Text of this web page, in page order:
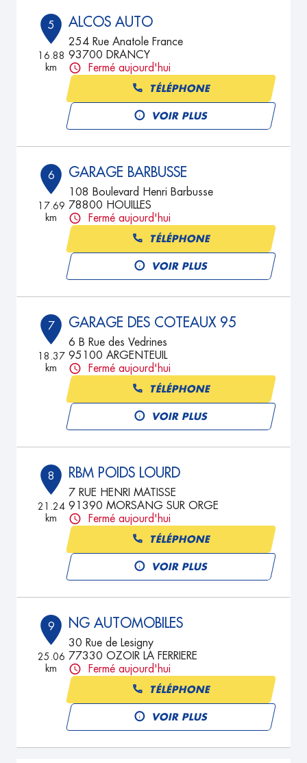
5
16.88
km
ALCOS AUTO
254 Rue Anatole France
93700 DRANCY
Fermé aujourd'hui
TÉLÉPHONE
VOIR PLUS
6
17.69
km
GARAGE BARBUSSE
108 Boulevard Henri Barbusse
78800 HOUILLES
Fermé aujourd'hui
TÉLÉPHONE
VOIR PLUS
7
18.37
km
GARAGE DES COTEAUX 95
6 B Rue des Vedrines
95100 ARGENTEUIL
Fermé aujourd'hui
TÉLÉPHONE
VOIR PLUS
8
21.24
km
RBM POIDS LOURD
7 RUE HENRI MATISSE
91390 MORSANG SUR ORGE
Fermé aujourd'hui
TÉLÉPHONE
VOIR PLUS
9
25.06
km
NG AUTOMOBILES
30 Rue de Lesigny
77330 OZOIR LA FERRIERE
Fermé aujourd'hui
TÉLÉPHONE
VOIR PLUS